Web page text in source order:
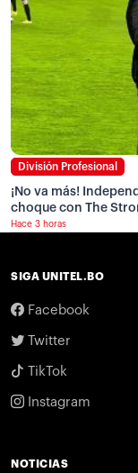
División Profesional
¡No va más!
choque con The
Hace 3 horas
SIGA UNITEL.BO
Facebook
Twitter
TikTok
Instagram
NOTICIAS